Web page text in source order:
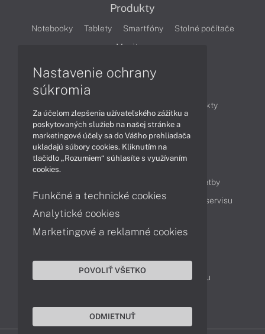
Produkty
Notebooky Tablety Smartfóny
Stolné počítače
Monitory
Produkty
Technológie
Videá
Obsah
Možnosti doručenia a platby
Podpora a servis
Servisné služby Cenník servisu
Kontakty
043 4224 771
Obchodné oddelenie
Reklamácia tovaru
Nastavenie ochrany
súkromia
Za účelom zlepšenia užívateľského zážitku a
poskytovaných služieb na našej stránke a
marketingové účely sa do Vášho prehliadača
ukladajú súbory cookies. Kliknutím na
tlačidlo „Rozumiem“ súhlasíte s využívaním
cookies.
Funkčné a technické cookies
Analytické cookies
Marketingové a reklamné cookies
POVOLIŤ VŠETKO
ODMIETNUŤ